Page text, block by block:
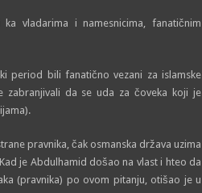
vladarima i namesnicima, fanatičnim
period bili fanatično vezani za islamske
da se uda za čoveka koji je
pravnika, čak osmanska država uzima
je Abdulhamid došao na vlast i hteo da
(pravnika) po ovom pitanju, otišao je u